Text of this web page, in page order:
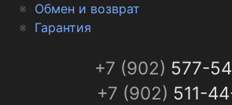
Обмен и возврат
Гарантия
+7 (902) 577-
+7 (902) 511-